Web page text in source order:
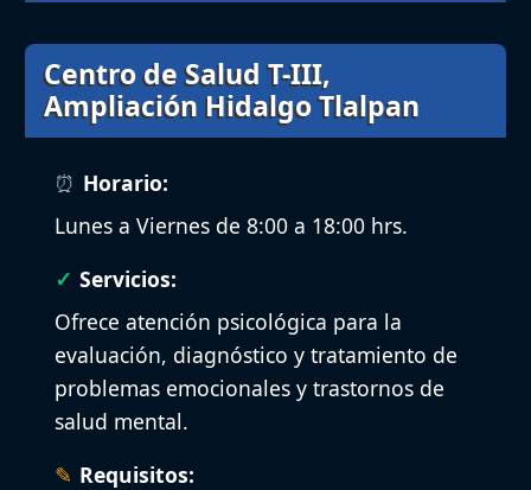
Centro de Salud T-III,
Ampliación Hidalgo Tlalpan
Horario:
Lunes a Viernes de 8:00 a 18:00 hrs.
Servicios:
Ofrece atención psicológica para la
evaluación, diagnóstico y tratamiento de
problemas emocionales y trastornos de
salud mental.
Requisitos: